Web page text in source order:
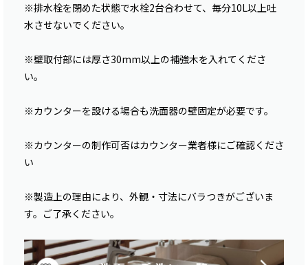
※排水栓を閉めた状態で水栓2台合わせて、毎分10L以上吐
水させないでください。
※壁取付部には厚さ30mm以上の補強木を入れてくださ
い。
※カウンターを設ける場合も洗面器の壁固定が必要です。
※カウンターの制作可否はカウンター業者様にご確認くださ
い
※製造上の理由により、外観・寸法にバラつきがございま
す。ご了承ください。